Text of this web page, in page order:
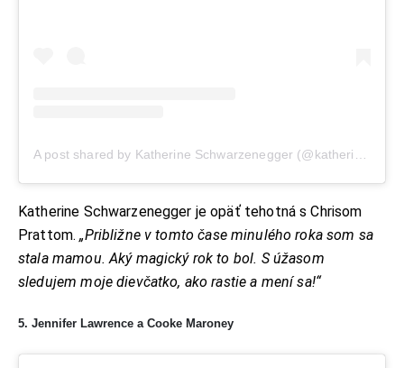
Katherine Schwarzenegger je opäť tehotná s Chrisom
Prattom.„Približne v tomto čase minulého roka som sa
stala mamou. Aký magický rok to bol. S úžasom
sledujem moje dievčatko, ako rastie a mení sa!“
5. Jennifer Lawrence a Cooke Maroney